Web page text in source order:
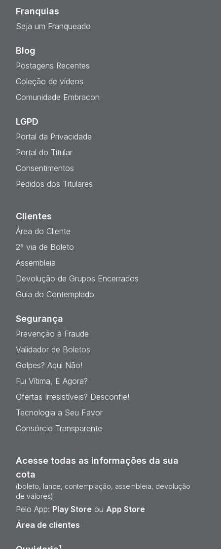
Franquias
Seja um Franqueado
Blog
Postagens Recentes
Coleção de vídeos
Comunidade Embracon
LGPD
Portal da Privacidade
Portal do Titular
Consentimentos
Pedidos dos Titulares
Clientes
Área do Cliente
2ª via de Boleto
Assembleia
Devolução de Grupos Encerrados
Guia do Contemplado
Segurança
Prevenção à Fraude
Validador de Boletos
Golpes? Aqui Não!
Fui Vítima, E Agora?
Ofertas Irresistíveis? Desconfie!
Tecnologia a Seu Favor
Consórcio Transparente
Acesse todas as informações da sua
cota
(boleto, lance, contemplação, assembleia, devolução
de valores)
Pelo App: Play Store ou App Store
Área de clientes